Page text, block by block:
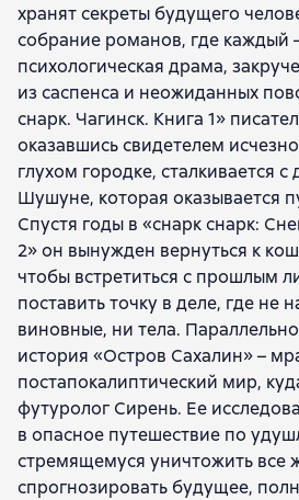
хранят секреты будущего
собрание романов, где каждый
психологическая драма,
из саспенса и неожиданных
снарк. Чагинск. Книга 1»
оказавшись свидетелем
глухом городке, сталкивается
Шушуне, которая оказывается
Спустя годы в «cнарк снарк:
2» он вынужден вернуться к
чтобы встретиться с прошлым
поставить точку в деле, где не
виновные, ни тела.
история «Остров Сахалин» –
постапокалиптический мир,
футуролог Сирень. Ее
в опасное путешествие по
стремящемуся уничтожить все
спрогнозировать будущее,